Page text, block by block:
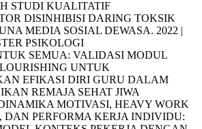
STUDI KUALITATIF
DISINHIBISI DARING TOKSIK
MEDIA SOSIAL DEWASA. 2022 |
PSIKOLOGI
SEMUA: VALIDASI MODUL
UNTUK
EFIKASI DIRI GURU DALAM
REMAJA SEHAT JIWA
MOTIVASI, HEAVY WORK
DAN PERFORMA KERJA INDIVIDU: